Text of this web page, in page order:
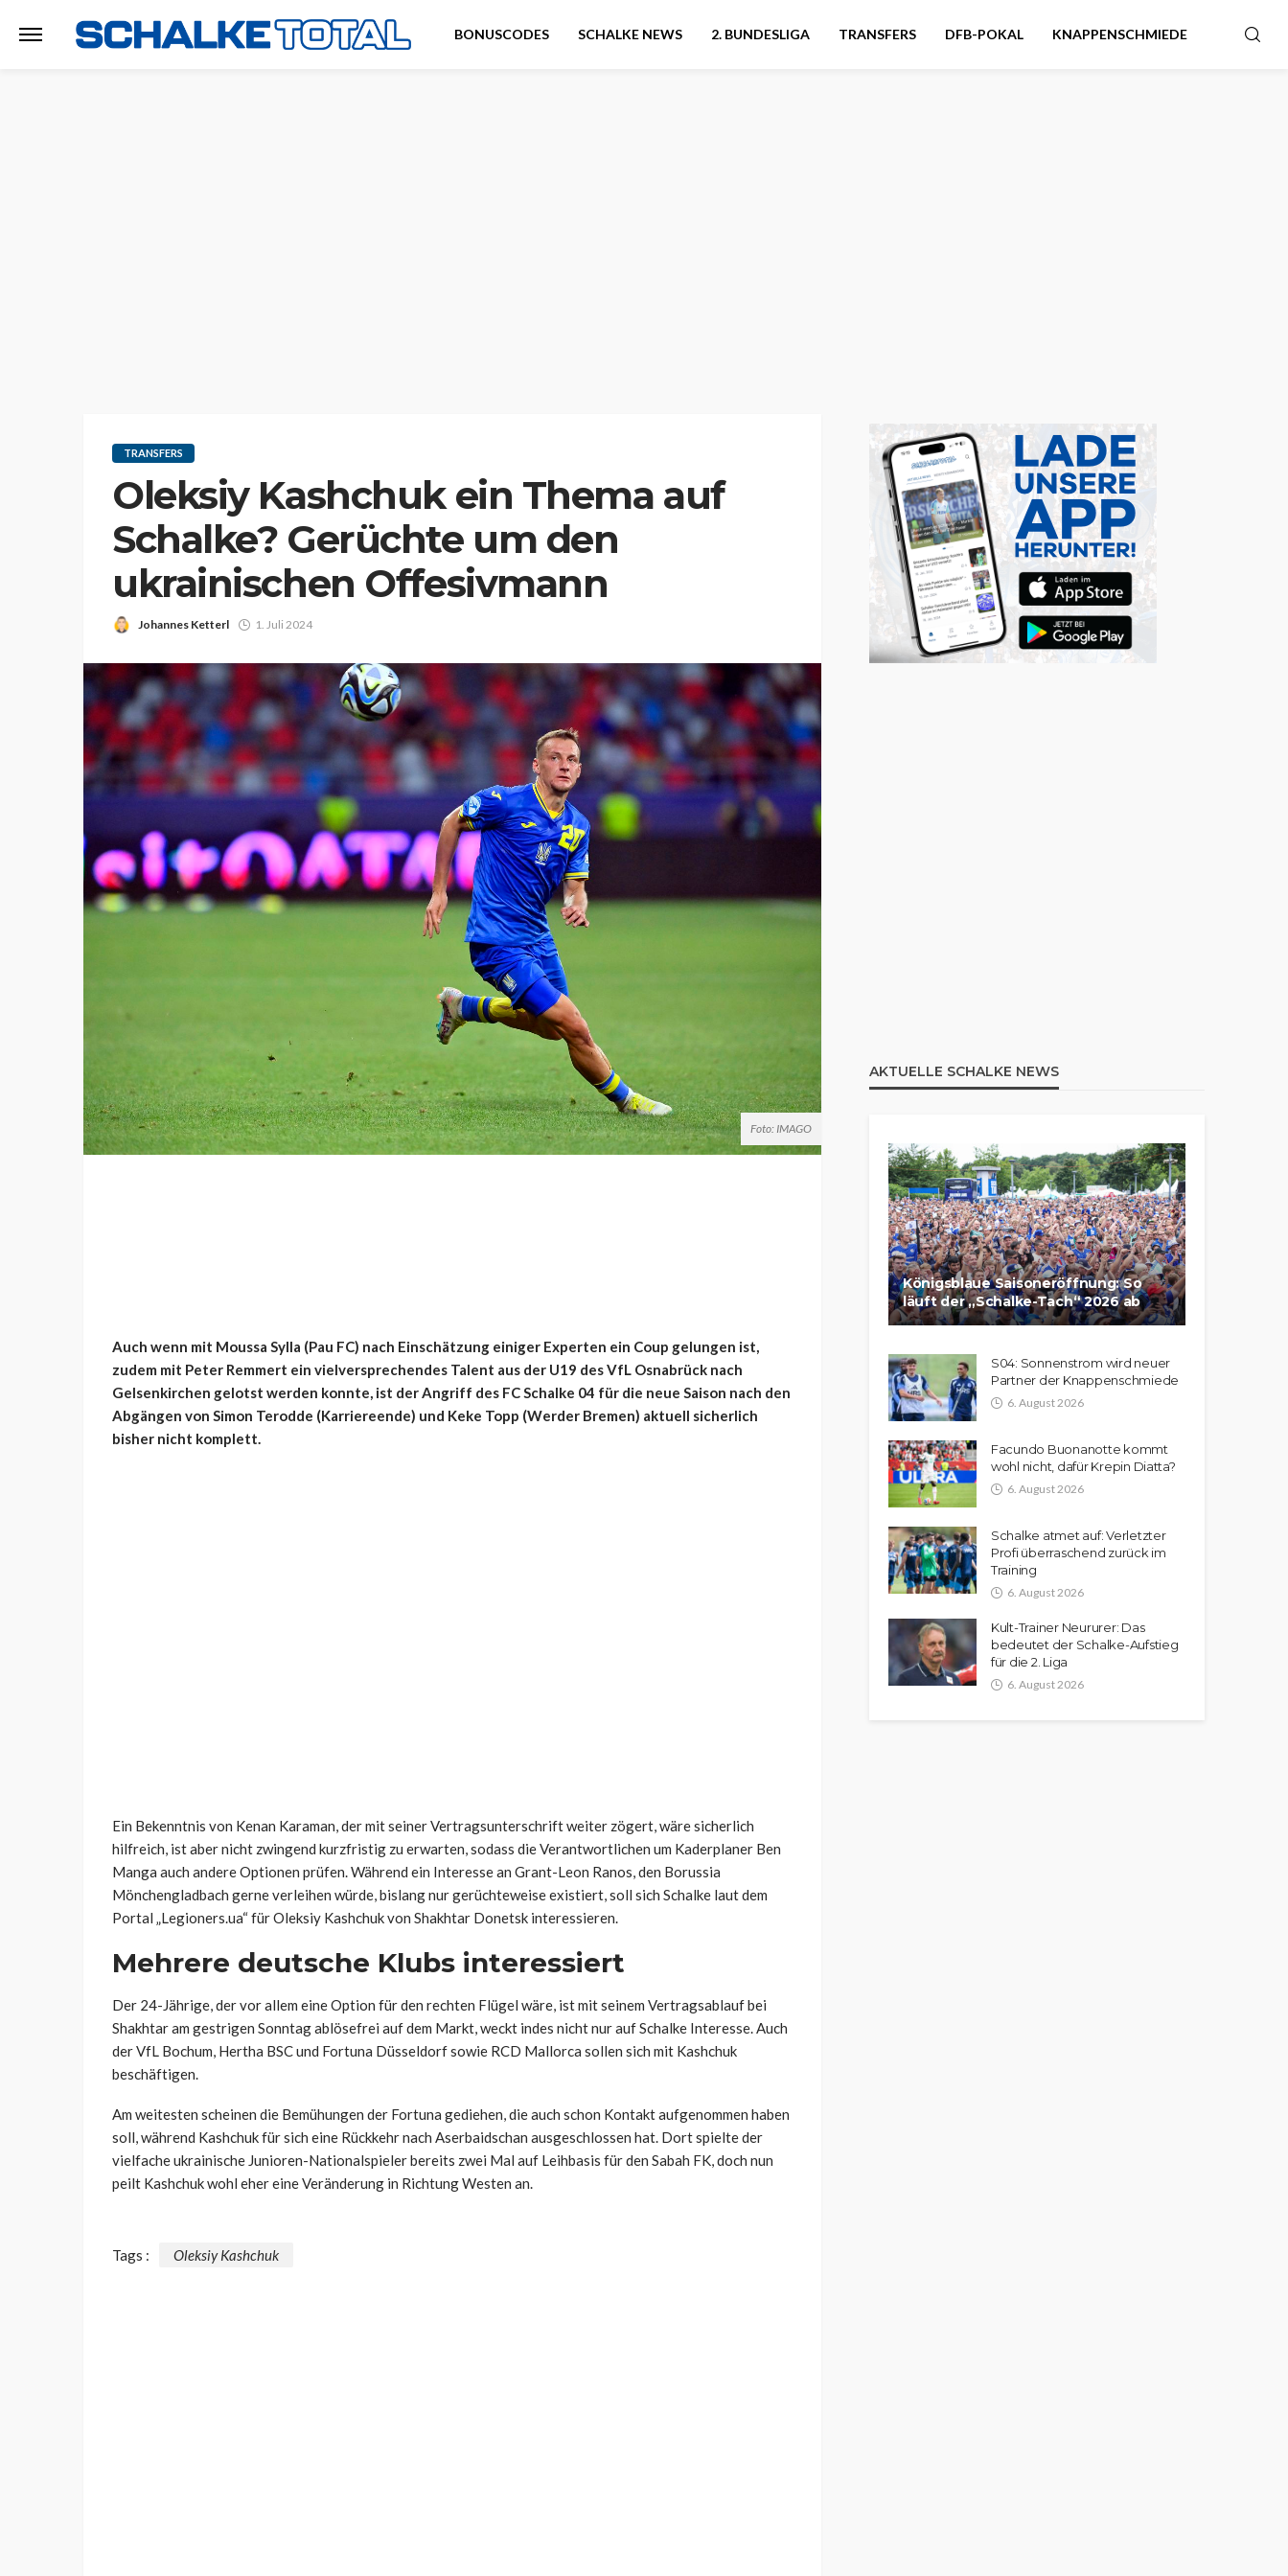
BONUSCODES SCHALKE NEWS 2. BUNDESLIGA TRANSFERS DFB-POKAL KNAPPENSCHMIEDE
TRANSFERS
Oleksiy Kashchuk ein Thema auf
Schalke? Gerüchte um den
ukrainischen Offesivmann
Johannes Ketterl 1. Juli 2024
Foto: IMAGO
Auch wenn mit Moussa Sylla (Pau FC) nach Einschätzung einiger Experten ein Coup gelungen ist,
zudem mit Peter Remmert ein vielversprechendes Talent aus der U19 des VfL Osnabrück nach
Gelsenkirchen gelotst werden konnte, ist der Angriff des FC Schalke 04 für die neue Saison nach den
Abgängen von Simon Terodde (Karriereende) und Keke Topp (Werder Bremen) aktuell sicherlich
bisher nicht komplett.
Ein Bekenntnis von Kenan Karaman, der mit seiner Vertragsunterschrift weiter zögert, wäre sicherlich
hilfreich, ist aber nicht zwingend kurzfristig zu erwarten, sodass die Verantwortlichen um Kaderplaner Ben
Manga auch andere Optionen prüfen. Während ein Interesse an Grant-Leon Ranos, den Borussia
Mönchengladbach gerne verleihen würde, bislang nur gerüchteweise existiert, soll sich Schalke laut dem
Portal „Legioners.ua“ für Oleksiy Kashchuk von Shakhtar Donetsk interessieren.
Mehrere deutsche Klubs interessiert
Der 24-Jährige, der vor allem eine Option für den rechten Flügel wäre, ist mit seinem Vertragsablauf bei
Shakhtar am gestrigen Sonntag ablösefrei auf dem Markt, weckt indes nicht nur auf Schalke Interesse. Auch
der VfL Bochum, Hertha BSC und Fortuna Düsseldorf sowie RCD Mallorca sollen sich mit Kashchuk
beschäftigen.
Am weitesten scheinen die Bemühungen der Fortuna gediehen, die auch schon Kontakt aufgenommen haben
soll, während Kashchuk für sich eine Rückkehr nach Aserbaidschan ausgeschlossen hat. Dort spielte der
vielfache ukrainische Junioren-Nationalspieler bereits zwei Mal auf Leihbasis für den Sabah FK, doch nun
peilt Kashchuk wohl eher eine Veränderung in Richtung Westen an.
Tags : Oleksiy Kashchuk
AKTUELLE SCHALKE NEWS
Königsblaue Saisoneröffnung: So
läuft der „Schalke-Tach“ 2026 ab
S04: Sonnenstrom wird neuer
Partner der Knappenschmiede
6. August 2026
Facundo Buonanotte kommt
wohl nicht, dafür Krepin Diatta?
6. August 2026
Schalke atmet auf: Verletzter
Profi überraschend zurück im
Training
6. August 2026
Kult-Trainer Neururer: Das
bedeutet der Schalke-Aufstieg
für die 2. Liga
6. August 2026